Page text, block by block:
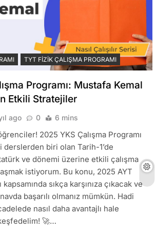
TYT FIZIK ÇALIŞMA PROGRAMI
Programı: Mustafa Kemal
Etkili Stratejiler
ago 0 6 mins
2025 YKS Çalışma Programı
biri olan Tarih-1’de
ve dönemi üzerine etkili çalışma
istiyorum. Bu konu, 2025 AYT
kapsamında sıkça karşınıza çıkacak ve
başarılı olmanız mümkün. Hadi
nasıl daha avantajlı hale
🚀…